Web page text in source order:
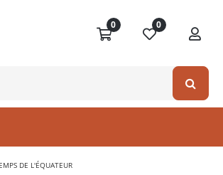
0 0
DE L'ÉQUATEUR